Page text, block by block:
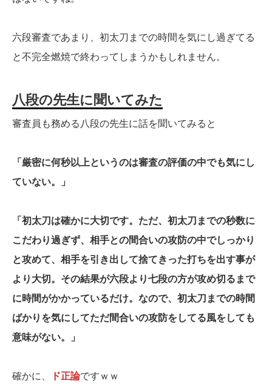
六段審査であまり、初太刀までの時間を気にし過ぎてる
と不完全燃焼で終わってしまうかもしれません。
八段の先生に聞いてみた
審査員も務める八段の先生に話を聞いてみると
「厳密に何秒以上というのは審査の評価の中でも気にし
ていない。」
「初太刀は確かに大切です。ただ、初太刀までの秒数に
こだわり過ぎず、相手との間合いの攻防の中でしっかり
と攻めて、相手を引き出して捨てきった打ちを出す事が
より大切。その結果が六段より七段の方が攻め切るまで
に時間がかかっているだけ。なので、初太刀までの時間
ばかりを気にしてただ間合いの攻防をしてる風をしても
意味がない。」
確かに、 ド正論ですｗｗ